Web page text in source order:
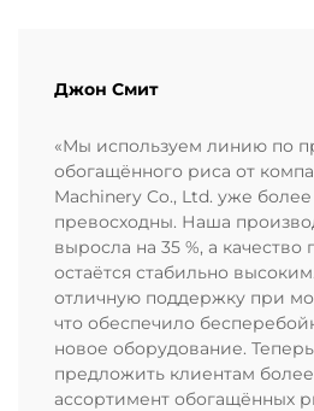
Джон Смит
«Мы используем линию по
обогащённого риса от
Machinery Co., Ltd. уже более
превосходны. Наша
выросла на 35 %, а качество
остаётся стабильно
отличную поддержку при
что обеспечило
новое оборудование.
предложить клиентам
ассортимент обогащённых